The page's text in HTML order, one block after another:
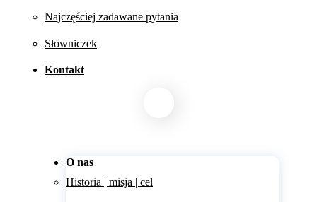
Najczęściej zadawane pytania
Słowniczek
Kontakt
O nas
Historia | misja | cel